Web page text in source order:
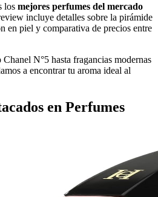
los mejores perfumes del mercado
incluye detalles sobre la pirámide
en piel y comparativa de precios entre
N°5 hasta fragancias modernas
a encontrar tu aroma ideal al
en Perfumes